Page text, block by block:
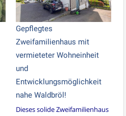
Gepflegtes
Zweifamilienhaus mit
vermieteter Wohneinheit
und
Entwicklungsmöglichkeit
nahe Waldbröl!
Dieses solide Zweifamilienhaus